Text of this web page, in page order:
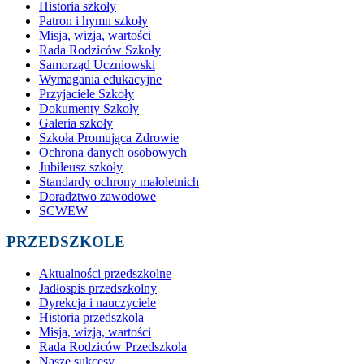
Historia szkoły
Patron i hymn szkoły
Misja, wizja, wartości
Rada Rodziców Szkoły
Samorząd Uczniowski
Wymagania edukacyjne
Przyjaciele Szkoły
Dokumenty Szkoły
Galeria szkoły
Szkoła Promująca Zdrowie
Ochrona danych osobowych
Jubileusz szkoły
Standardy ochrony małoletnich
Doradztwo zawodowe
SCWEW
PRZEDSZKOLE
Aktualności przedszkolne
Jadłospis przedszkolny
Dyrekcja i nauczyciele
Historia przedszkola
Misja, wizja, wartości
Rada Rodziców Przedszkola
Nasze sukcesy